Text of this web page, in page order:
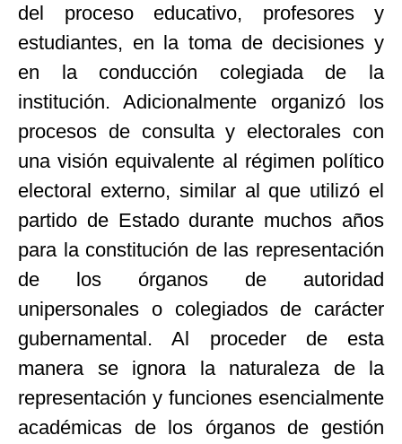
del proceso educativo, profesores y
estudiantes, en la toma de decisiones y
en la conducción colegiada de la
institución. Adicionalmente organizó los
procesos de consulta y electorales con
una visión equivalente al régimen político
electoral externo, similar al que utilizó el
partido de Estado durante muchos años
para la constitución de las representación
de los órganos de autoridad
unipersonales o colegiados de carácter
gubernamental. Al proceder de esta
manera se ignora la naturaleza de la
representación y funciones esencialmente
académicas de los órganos de gestión